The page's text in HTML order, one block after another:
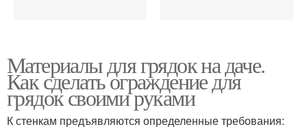
Материалы для грядок на даче.
Как сделать ограждение для
грядок своими руками
К стенкам предъявляются определенные требования: